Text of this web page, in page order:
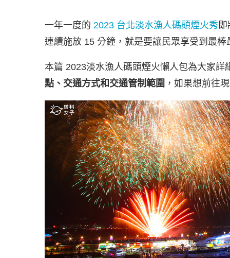
一年一度的 2023 台北淡水漁人碼頭煙火秀
連續施放 15 分鐘，就是要讓民眾享受到最棒
本篇 2023淡水漁人碼頭煙火懶人包為大家詳
點、交通方式和交通管制範圍 ，如果想前往